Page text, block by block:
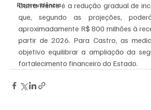
Rioprevidência
Outra frente é a redução gradual de
que, segundo as projeções,
aproximadamente R$ 800 milhões à
partir de 2026. Para Castro, as
objetivo equilibrar a ampliação da
fortalecimento financeiro do Estado.